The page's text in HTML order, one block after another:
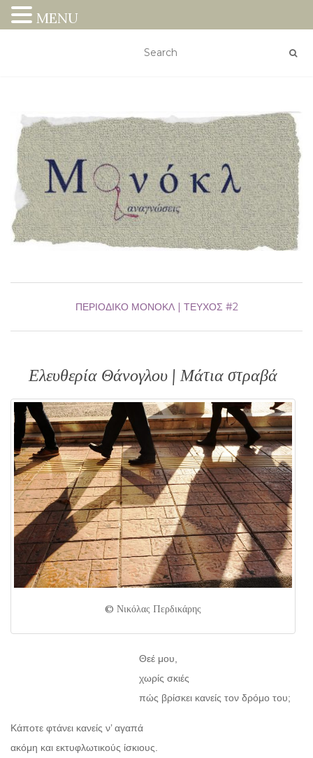
ΠΕΡΙΟΔΙΚΌ ΜΟΝΌΚΛ | ΤΕΎΧΟΣ #2
Ελευθερία Θάνογλου | Μάτια στραβά
© Νικόλας Περδικάρης
Θεέ μου,
χωρίς σκιές
πώς βρίσκει κανείς τον δρόμο του;
Κάποτε φτάνει κανείς ν’ αγαπά
ακόμη και εκτυφλωτικούς ίσκιους.
MENU